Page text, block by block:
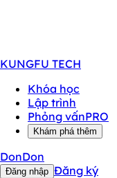
KUNGFU TECH
Khóa học
Lập trình
Phỏng vấnPRO
Khám phá thêm
DonDon
Đăng nhập Đăng ký